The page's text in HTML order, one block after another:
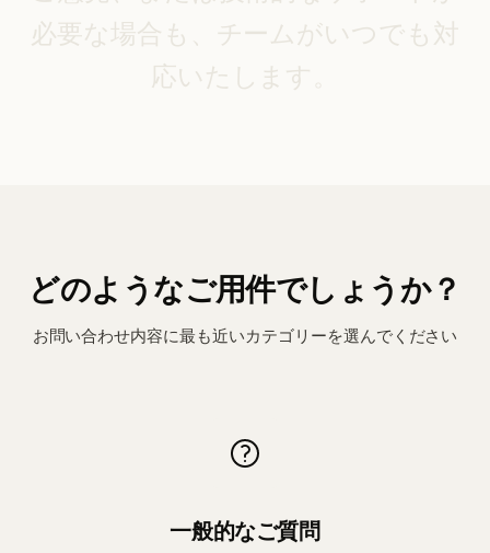
必要な場合も、チームがいつでも対
応いたします。
どのようなご用件でしょうか？
お問い合わせ内容に最も近いカテゴリーを選んでください
一般的なご質問